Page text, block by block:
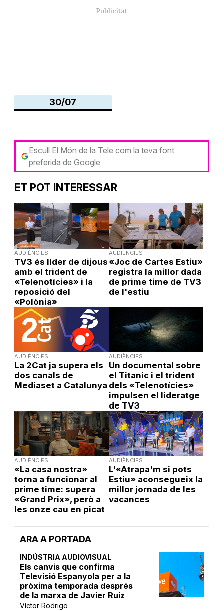
ARA A PORTADA
INDÚSTRIA AUDIOVISUAL
Els canvis que confirma
Televisió Espanyola per a la
pròxima temporada després
de la marxa de Javier Ruiz
Víctor Rodrigo
30/07
Escull El Món de la Tele com la teva font
preferida de Google
ET POT INTERESSAR
AUDIÈNCIES
TV3 és líder de dijous
amb el trident de
«Telenotícies» i la
reposició del
«Polònia»
AUDIÈNCIES
«Joc de Cartes Estiu»
registra la millor dada
de prime time de TV3
de l'estiu
AUDIÈNCIES
La 2Cat ja supera els
dos canals de
Mediaset a Catalunya
AUDIÈNCIES
Un documental sobre
el Titanic i el trident
dels «Telenotícies»
impulsen el lideratge
de TV3
AUDIÈNCIES
«La casa nostra»
torna a funcionar al
prime time: supera
«Grand Prix», però a
les onze cau en picat
AUDIÈNCIES
L'«Atrapa'm si pots
Estiu» aconsegueix la
millor jornada de les
vacances